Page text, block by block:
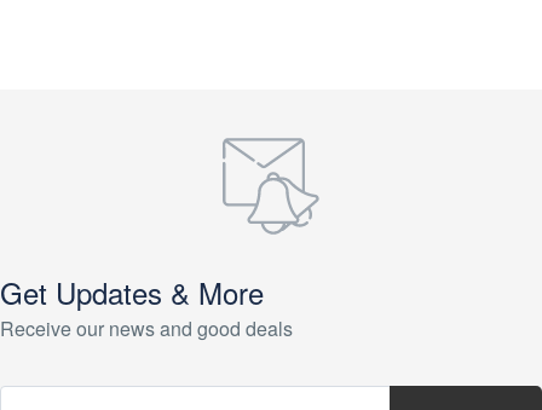
Get Updates & More
Receive our news and good deals